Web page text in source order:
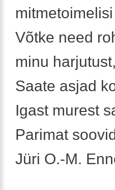
Võtke need
minu
Saate asjad
Igast murest
Parimat
Jüri O.-M.